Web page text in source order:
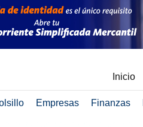
Inicio
Empresas Finanzas